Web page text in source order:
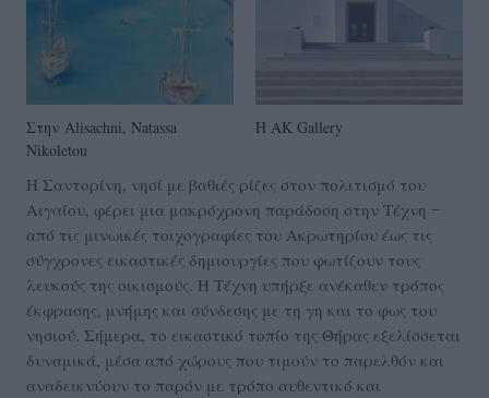
Στην Alisachni, Natassa
Nikoletou
H AK Gallery
Η Σαντορίνη, νησί με βαθιές ρίζες στον πολιτισμό του
Αιγαίου, φέρει μια μακρόχρονη παράδοση στην Τέχνη ‒
από τις μινωικές τοιχογραφίες του Ακρωτηρίου έως τις
σύγχρονες εικαστικές δημιουργίες που φωτίζουν τους
λευκούς της οικισμούς. Η Τέχνη υπήρξε ανέκαθεν τρόπος
έκφρασης, μνήμης και σύνδεσης με τη γη και το φως του
νησιού. Σήμερα, το εικαστικό τοπίο της Θήρας εξελίσσεται
δυναμικά, μέσα από χώρους που τιμούν το παρελθόν και
αναδεικνύουν το παρόν με τρόπο αυθεντικό και